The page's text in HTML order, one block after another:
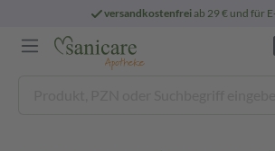
versandkostenfreiab 29 € und für